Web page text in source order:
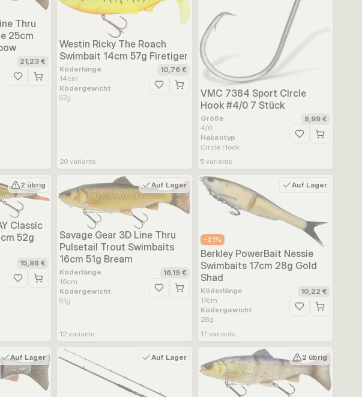
Thru
25cm
21,23 €
Zur Wunschliste hinzufügen
Westin Ricky The Roach
Swimbait 14cm 57g Firetiger
Köderlänge
14cm
Ködergewicht
57g
10,76 €
Zur Wunschliste hinzufügen
20 variants
VMC 7384 Sport Circle
Hook #4/0 7 Stück
Größe
4/0
Hakentyp
Circle Hook
8,99 €
Zur Wunschliste
5variants
2 übrig
Classic
52g
15,98 €
Zur Wunschliste hinzufügen
Auf Lager
Savage Gear 3D Line Thru
Pulsetail Trout Swimbaits
16cm 51g Bream
Köderlänge
16cm
Ködergewicht
51g
16,19 €
Zur Wunschliste hinzufügen
12 variants
-21%
Auf Lager
Berkley PowerBait Nessie
Swimbaits 17cm 28g Gold
Shad
Köderlänge
17cm
Ködergewicht
28g
10,22 €
Zur Wunschliste
17variants
Auf Lager Auf Lager 2 übrig